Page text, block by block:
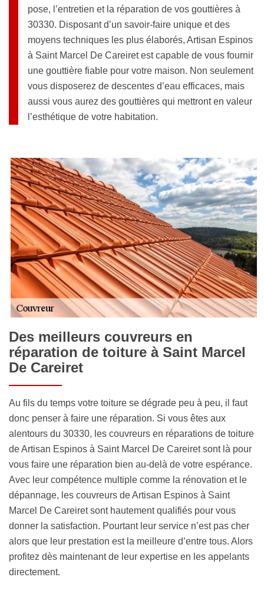
pose, l’entretien et la réparation de vos gouttières à
30330. Disposant d’un savoir-faire unique et des
moyens techniques les plus élaborés, Artisan Espinos
à Saint Marcel De Careiret est capable de vous fournir
une gouttière fiable pour votre maison. Non seulement
vous disposerez de descentes d’eau efficaces, mais
aussi vous aurez des gouttières qui mettront en valeur
l’esthétique de votre habitation.
Des meilleurs couvreurs en
réparation de toiture à Saint Marcel
De Careiret
Au fils du temps votre toiture se dégrade peu à peu, il faut
donc penser à faire une réparation. Si vous êtes aux
alentours du 30330, les couvreurs en réparations de toiture
de Artisan Espinos à Saint Marcel De Careiret sont là pour
vous faire une réparation bien au-delà de votre espérance.
Avec leur compétence multiple comme la rénovation et le
dépannage, les couvreurs de Artisan Espinos à Saint
Marcel De Careiret sont hautement qualifiés pour vous
donner la satisfaction. Pourtant leur service n’est pas cher
alors que leur prestation est la meilleure d’entre tous. Alors
profitez dès maintenant de leur expertise en les appelants
directement.